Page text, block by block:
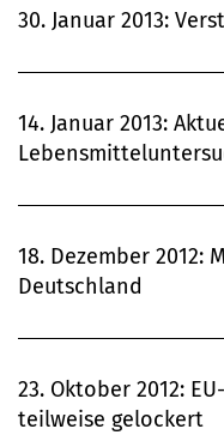
30. Januar 2013:
14. Januar 2013:
18. Dezember 2012:
Deutschland
23. Oktober 2012:
teilweise gelockert